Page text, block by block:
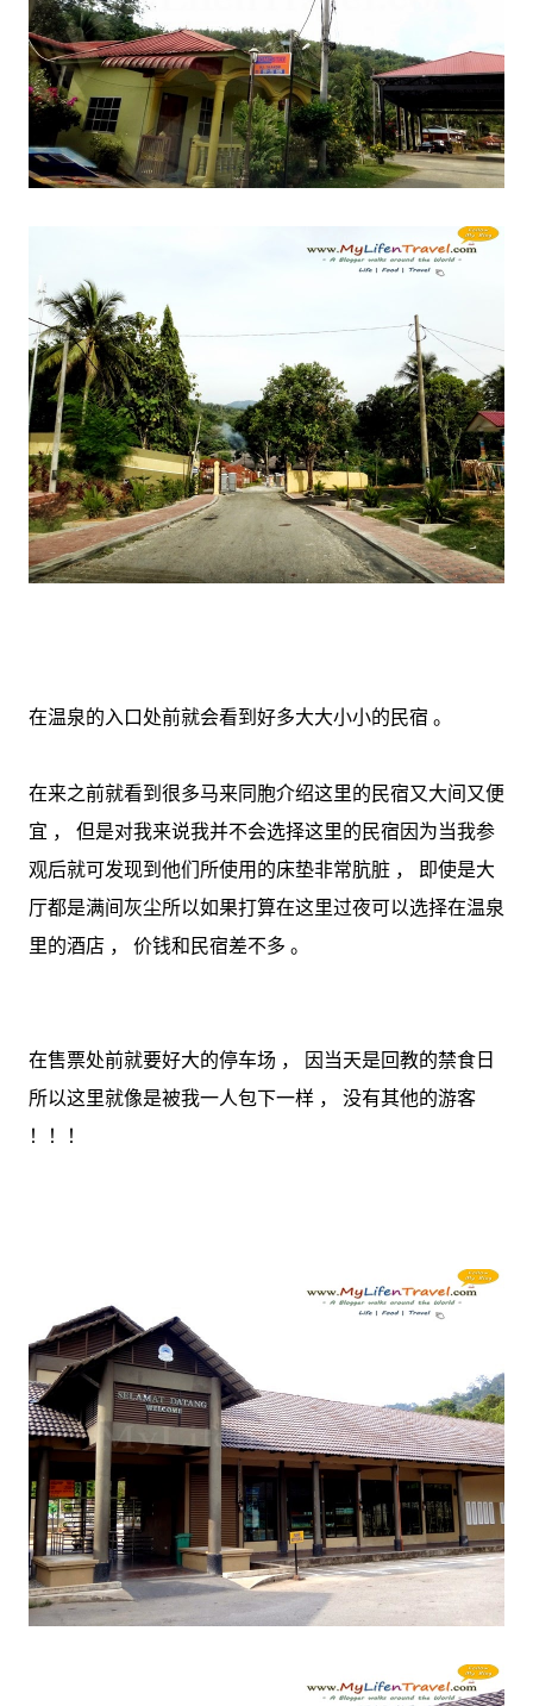
在温泉的入口处前就会看到好多大大小小的民宿 。
在来之前就看到很多马来同胞介绍这里的民宿又大间又便
宜 ， 但是对我来说我并不会选择这里的民宿因为当我参
观后就可发现到他们所使用的床垫非常肮脏 ， 即使是大
厅都是满间灰尘所以如果打算在这里过夜可以选择在温泉
里的酒店 ， 价钱和民宿差不多 。
在售票处前就要好大的停车场 ， 因当天是回教的禁食日
所以这里就像是被我一人包下一样 ， 没有其他的游客
！！！